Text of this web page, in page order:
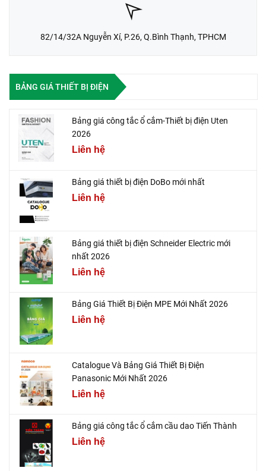
82/14/32A Nguyễn Xí, P.26, Q.Bình Thạnh, TPHCM
BẢNG GIÁ THIẾT BỊ ĐIỆN
Bảng giá công tắc ổ cắm-Thiết bị điện Uten
2026
Liên hệ
Bảng giá thiết bị điện DoBo mới nhất
Liên hệ
Bảng giá thiết bị điện Schneider Electric mới
nhất 2026
Liên hệ
Bảng Giá Thiết Bị Điện MPE Mới Nhất 2026
Liên hệ
Catalogue Và Bảng Giá Thiết Bị Điện
Panasonic Mới Nhất 2026
Liên hệ
Bảng giá công tắc ổ cắm cầu dao Tiến Thành
Liên hệ